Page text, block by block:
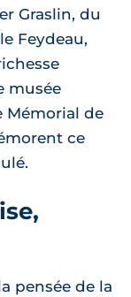
Graslin, du
Feydeau,
musée
Mémorial de
ce
pensée de la